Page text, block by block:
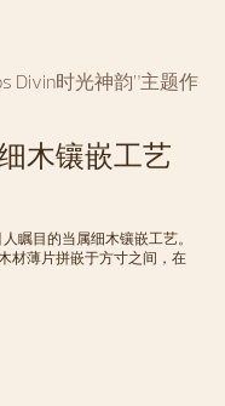
Divin时光神韵”主题作
木镶嵌工艺
瞩目的当属细木镶嵌工艺。
材薄片拼嵌于方寸之间，在